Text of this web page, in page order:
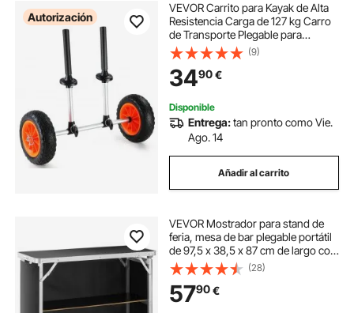
Autorización
VEVOR Carrito para Kayak de Alta
Resistencia Carga de 127 kg Carro
de Transporte Plegable para
Canoas con Ruedas de 25,4 cm
Ancho Ajustable 110-455 mm para
Kayaks Canoas Botes Altura Límite
de 390 mm
(9)
3490€
Disponible
Entrega:tan pronto como Vie.
Ago. 14
Añadir al carrito
VEVOR Mostrador para stand de
feria, mesa de bar plegable portátil
de 97,5 x 38,5 x 87 cm de largo con
bolsa de transporte, estante de
almacenamiento y falda negra para
fiestas, pícnic, exposiciones
(28)
5790€